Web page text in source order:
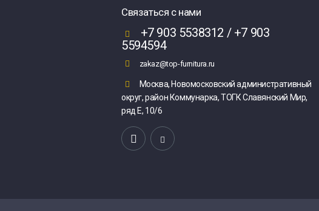
Связаться с нами
+7 903 5538312 / +7 903
5594594
zakaz@top-furnitura.ru
Москва, Новомосковский административный
округ, район Коммунарка, ТОГК Славянский Мир,
ряд Е, 10/6